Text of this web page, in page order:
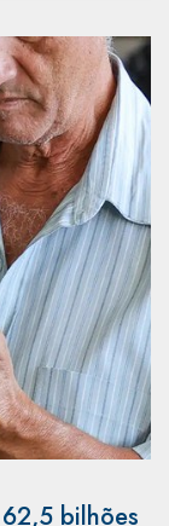
bilhões